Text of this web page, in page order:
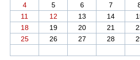
4
5 6 7
11
12 13 14
18
19 20 21
25
26 27 28